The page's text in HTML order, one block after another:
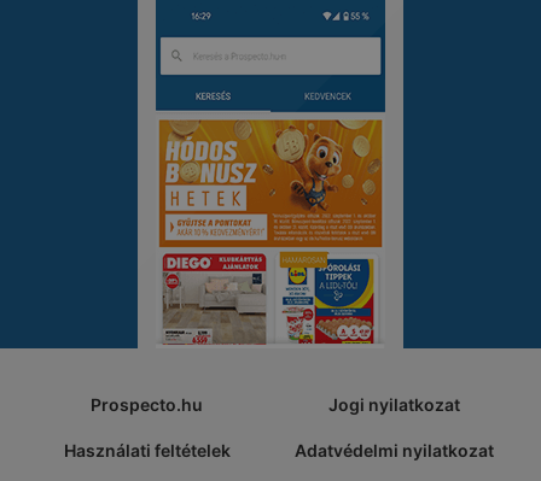
Prospecto.hu Jogi nyilatkozat
Használati feltételek Adatvédelmi nyilatkozat